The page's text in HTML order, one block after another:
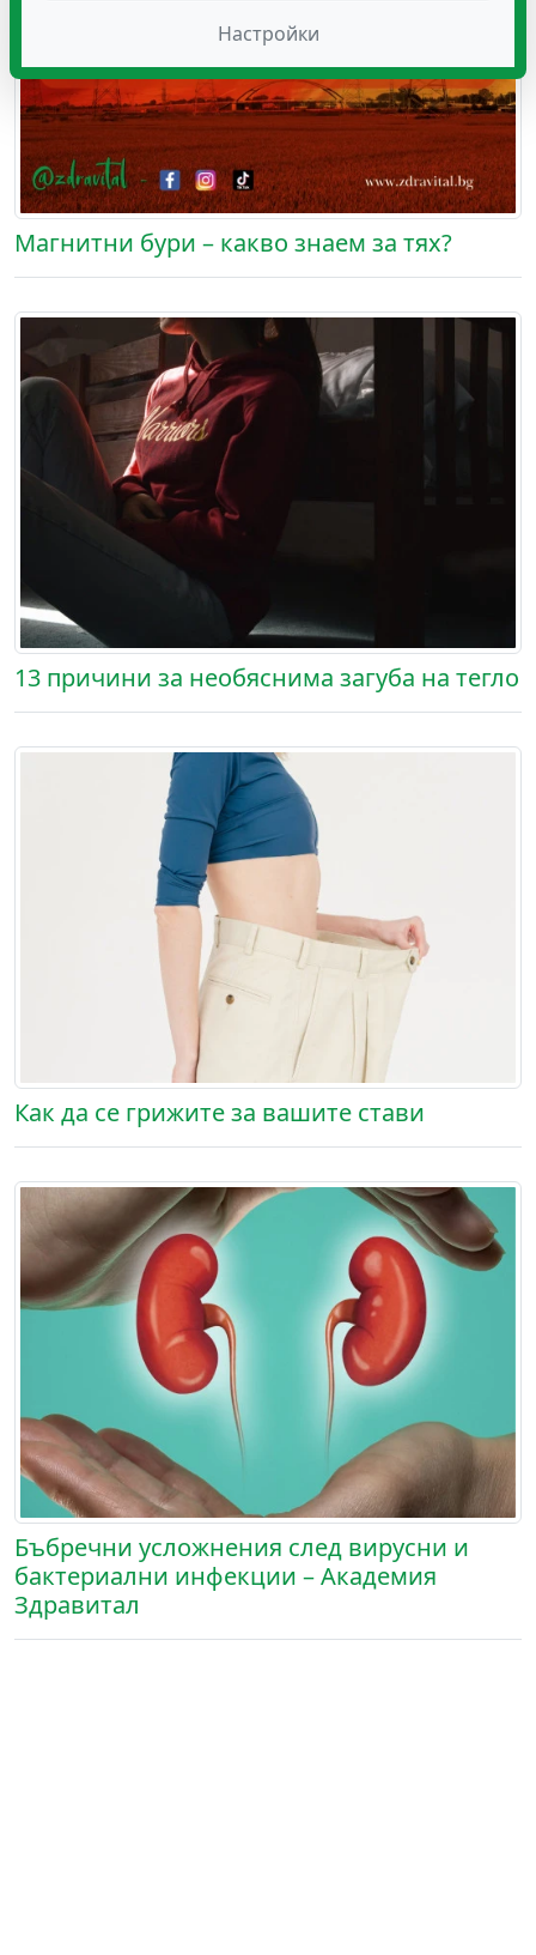
Магнитни бури – какво знаем за тях?
13 причини за необяснима загуба на тегло
Как да се грижите за вашите стави
Бъбречни усложнения след вирусни и
бактериални инфекции – Академия
Здравитал
Настройки